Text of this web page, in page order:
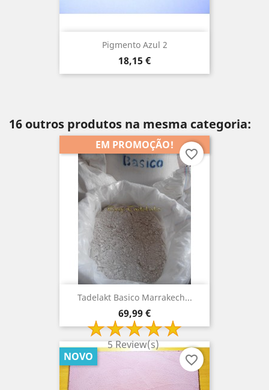
Pigmento Azul 2
Preço
18,15 €
16 outros produtos na mesma categoria:
Tadelakt Basico Marrakech...
Preço
69,99 €
5 Review(s)
EM PROMOÇÃO!
favorite_border
NOVO favorite_border